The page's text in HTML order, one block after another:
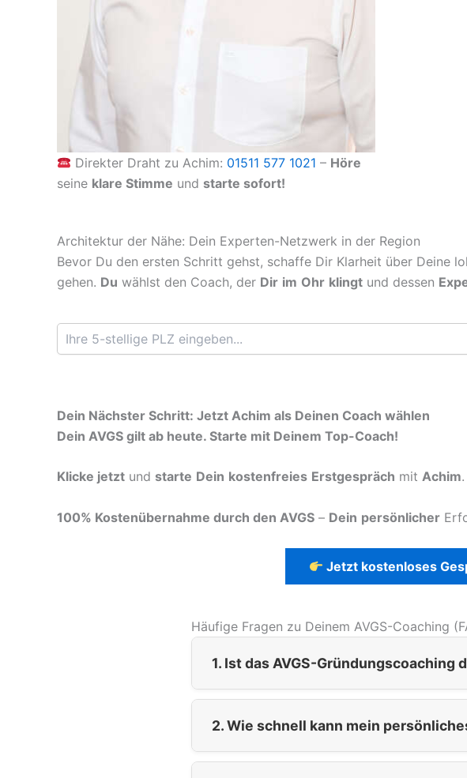
Direkter Draht zu Achim: 01511 577 1021– Höre
seine klare Stimme und starte sofort!
Architektur der Nähe: Dein Experten-Netzwerk in der Region
Bevor Du den ersten Schritt gehst, schaffe Dir Klarheit über Deine
gehen. Du wählst den Coach, der Dir im Ohr klingt und dessen
Dein Nächster Schritt: Jetzt Achim als Deinen Coach wählen
Dein AVGS gilt ab heute. Starte mit Deinem Top-Coach!
Klicke jetzt und starte Dein kostenfreies Erstgespräch mit Achim.
100% Kostenübernahme durch den AVGS – Dein persönlicher
Jetzt kostenloses
Häufige Fragen zu Deinem AVGS-Coaching
1. Ist das AVGS-
2. Wie schnell kann mein